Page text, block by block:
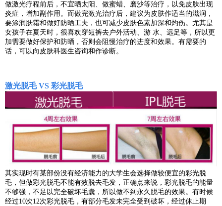
做激光疗程前后，不宜晒太阳、做蜜蜡、磨沙等治疗，以免皮肤出现
炎症，增加副作用。而做完激光治疗后，建议为皮肤作适当的滋润，
要涂润肤霜和做好防晒工夫，也可减少皮肤色素加深和灼伤。尤其是
女孩子在夏天时，很喜欢穿短裤去户外活动、游 水、远足等，所以更
加需要做好保护和防晒，否则会阻慢治疗的进度和效果。有需要的
话，可以向皮肤科医生咨询和作诊断。
激光脱毛 VS 彩光脱毛
其实现时有某部份没有经济能力的大学生会选择做较便宜的彩光脱
毛，但做彩光脱毛不能有效脱去毛发，正确点来说，彩光脱毛的能量
不够强，不足以完全破坏毛囊，所以做不到永久脱毛的效果。有时候
经过10次12次彩光脱毛，有部分毛发未完全受到破坏，经过休止期